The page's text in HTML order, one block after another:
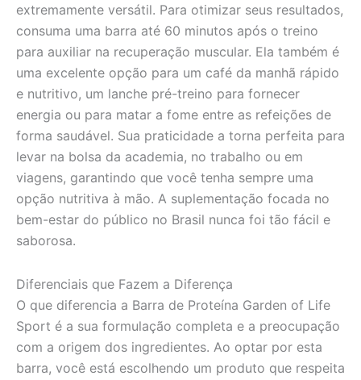
extremamente versátil. Para otimizar seus resultados,
consuma uma barra até 60 minutos após o treino
para auxiliar na recuperação muscular. Ela também é
uma excelente opção para um café da manhã rápido
e nutritivo, um lanche pré-treino para fornecer
energia ou para matar a fome entre as refeições de
forma saudável. Sua praticidade a torna perfeita para
levar na bolsa da academia, no trabalho ou em
viagens, garantindo que você tenha sempre uma
opção nutritiva à mão. A suplementação focada no
bem-estar do público no Brasil nunca foi tão fácil e
saborosa.
Diferenciais que Fazem a Diferença
O que diferencia a Barra de Proteína Garden of Life
Sport é a sua formulação completa e a preocupação
com a origem dos ingredientes. Ao optar por esta
barra, você está escolhendo um produto que respeita